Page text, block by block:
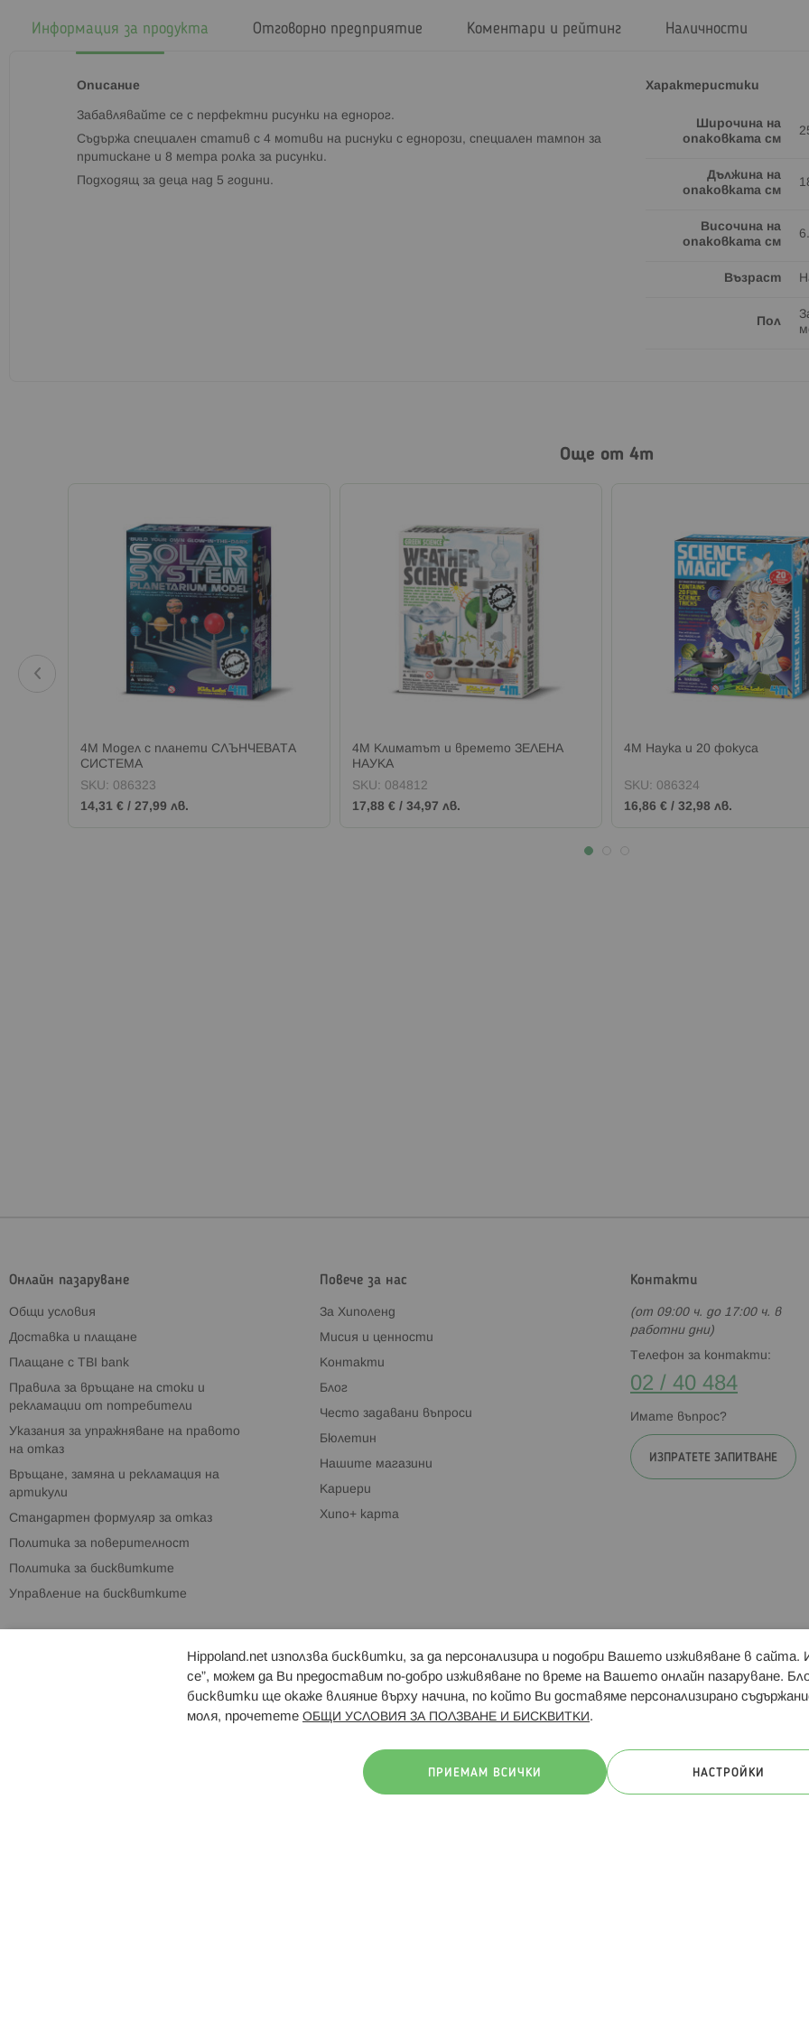
Информация за продукта
Описание
Забавлявайте се с перфектни рисунки на еднорог.
Съдържа специален статив с 4 мотиви на риснуки с еднорози, специален тампон за
притискане и 8 метра ролка за рисунки.
Подходящ за деца над 5 години.
Характеристики
Широчина на
опаковката см
Дължина на
опаковката см
Височина на
опаковката см
Възраст
Пол
Отговорно предприятие Коментари и рейтинг Наличности
Още от 4m
4M Модел с планети СЛЪНЧЕВАТА
СИСТЕМА
SKU: 086323
14,31 € / 27,99 лв.
4M Климатът и времето ЗЕЛЕНА
НАУКА
SKU: 084812
17,88 € / 34,97 лв.
4M Наука и 20 фокуса
SKU: 086324
16,86 € / 32,98 лв.
Онлайн пазаруване
Общи условия
Доставка и плащане
Плащане с TBI bank
Правила за връщане на стоки и
рекламации от потребители
Указания за упражняване на правото
на отказ
Връщане, замяна и рекламация на
артикули
Стандартен формуляр за отказ
Политика за поверителност
Политика за бисквитките
Управление на бисквитките
Повече за нас
За Хиполенд
Мисия и ценности
Контакти
Блог
Често задавани въпроси
Бюлетин
Нашите магазини
Кариери
Хипо+ карта
Контакти
(от 09:00 ч. до 17:00 ч. в
работни дни)
Телефон за контакти:
02 / 40 484
Имате въпрос?
ИЗПРАТЕТЕ ЗАПИТВАНЕ
Брошури Магазини Свързани сайтове: Hippoland.ro
Hippoland.net използва бисквитки, за да персонализира и подобри Вашето изживяване в
се”, можем да Ви предоставим по-добро изживяване по време на Вашето онлайн пазаруване.
бисквитки ще окаже влияние върху начина, по който Ви доставяме персонализирано
моля, прочетете ОБЩИ УСЛОВИЯ ЗА ПОЛЗВАНЕ И БИСКВИТКИ .
ПРИЕМАМ ВСИЧКИ НАСТРОЙКИ